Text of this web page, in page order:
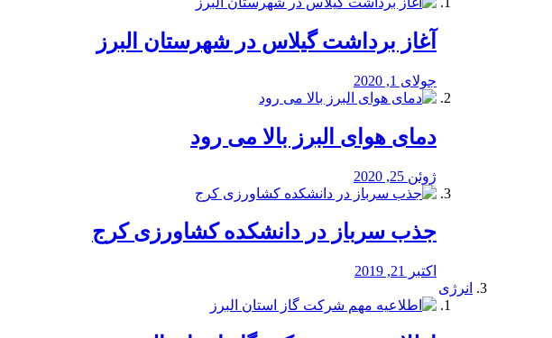
آغاز برداشت گیلاس در شهرستان البرز
جولای 1, 2020
دمای هوای البرز بالا می رود
ژوئن 25, 2020
جذب سرباز در دانشکده کشاورزی کرج
اکتبر 21, 2019
انرژی